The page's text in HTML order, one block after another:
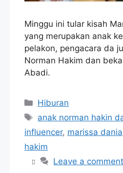
Minggu ini tular kisah
yang merupakan anak
pelakon, pengacara da
Norman Hakim dan
Abadi.
Categories
Hiburan
Tags
anak norman hakin
influencer, marissa dania
hakim
Leave a comment